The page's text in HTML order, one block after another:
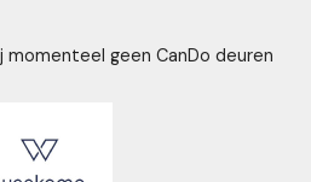
momenteel geen CanDo deuren